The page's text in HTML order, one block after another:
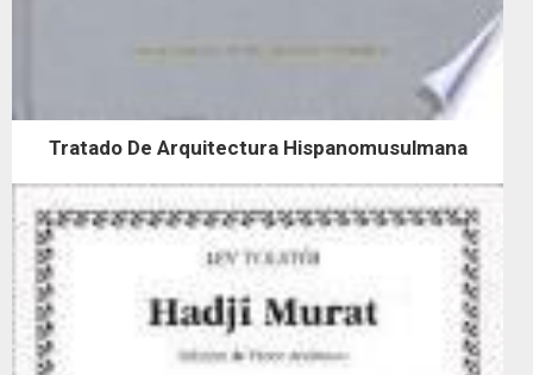
Tratado De Arquitectura Hispanomusulmana